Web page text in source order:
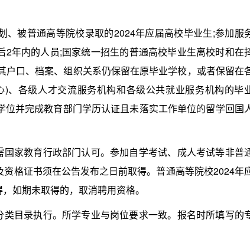
被普通高等院校录取的2024年应届高校毕业生;参加服
年内的人员;国家统一招生的普通高校毕业生离校时和在
口、档案、组织关系仍保留在原毕业学校，或者保留在
、各级人才交流服务机构和各级公共就业服务机构的毕
并完成教育部门学历认证且未落实工作单位的留学回国
家教育行政部门认可。参加自学考试、成人考试等非普
格证书须在公告发布之日前取得。普通高等院校2024年
如期未取得的，取消聘用资格。
目录执行。所学专业与岗位要求一致。报名时所填写的